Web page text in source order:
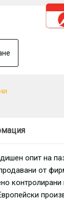
опит на
от
контролирани